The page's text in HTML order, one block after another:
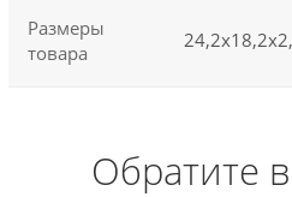
Размеры
товара
Обратите